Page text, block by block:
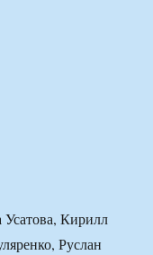
Кирилл
Руслан